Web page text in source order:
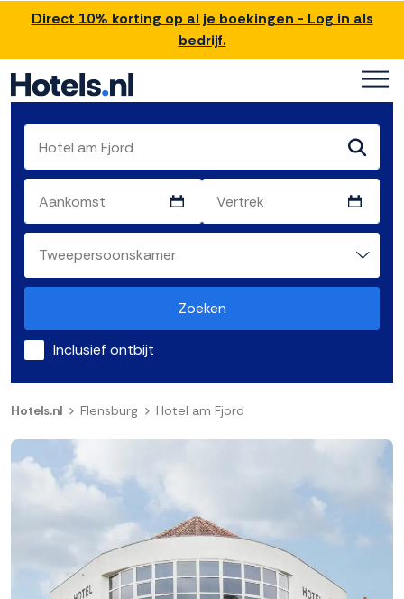
Direct 10% korting op al je boekingen - Log in als
bedrijf.
Zoeken
Inclusief ontbijt
Hotels.nl Flensburg Hotel am Fjord